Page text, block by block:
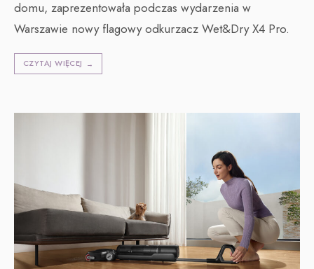
domu, zaprezentowała podczas wydarzenia w
Warszawie nowy flagowy odkurzacz Wet&Dry X4 Pro.
CZYTAJ WIĘCEJ →